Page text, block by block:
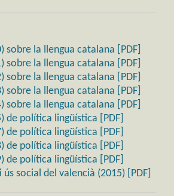
sobre la llengua catalana [PDF]
sobre la llengua catalana [PDF]
sobre la llengua catalana [PDF]
sobre la llengua catalana [PDF]
sobre la llengua catalana [PDF]
de política lingüística [PDF]
de política lingüística [PDF]
de política lingüística [PDF]
de política lingüística [PDF]
social del valencià (2015) [PDF]